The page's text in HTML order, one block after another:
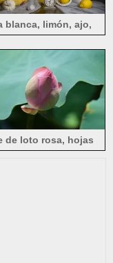
blanca, limón, ajo,
de loto rosa, hojas